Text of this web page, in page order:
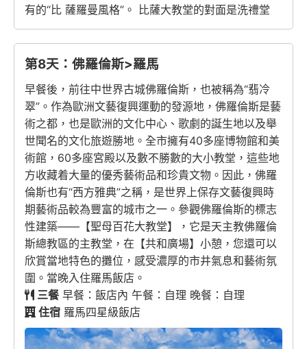
有的“比 薩羅曼風格”。 比薩大教堂的對面是洗禮堂
第8天：佛羅倫斯>羅馬
早餐後，前往中世界古城佛羅倫斯，也被稱為“翡冷
翠”。作為歐洲文藝復興運動的發源地，佛羅倫斯是藝
術之都，也是歐洲的文化中心、歌劇的誕生地以及舉
世聞名的文化旅遊勝地。全市擁有40多座博物館和美
術館，60多座宮殿以及數不勝數的大小教堂，這些地
方收藏着大量的優秀藝術品和珍貴文物。因此，佛羅
倫斯也有“西方雅典”之稱，是世界上保存文藝復興時
期藝術品較為豐富的城市之一。參觀佛羅倫斯的標志
性建築——【聖母百花大教堂】，它是天主教佛羅倫
斯總教區的主教堂，在【共和廣場】小憩，您還可以
欣賞當地特色的攤位，感受濃厚的市井氣息和藝術氛
圍。當晚入住羅馬飯店。
三餐早餐：飯店內 午餐：自理 晚餐：自理
住宿 羅馬四星級飯店